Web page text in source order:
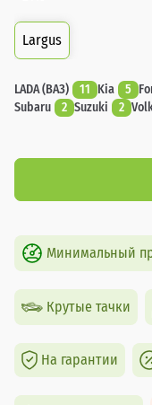
Largus
LADA (ВАЗ) 11 Kia 5
Subaru
2 Suzuki 2
Минимальный
Крутые тачки
На гарантии